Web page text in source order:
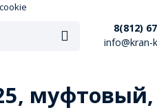
8(812)
info@kran-